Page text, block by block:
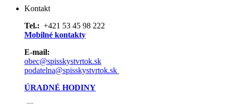
Kontakt
Tel.: +421 53 45 98 222
Mobilné kontakty
E-mail:
obec@spisskystvrtok.sk
podatelna@spisskystvrtok.sk
ÚRADNÉ HODINY